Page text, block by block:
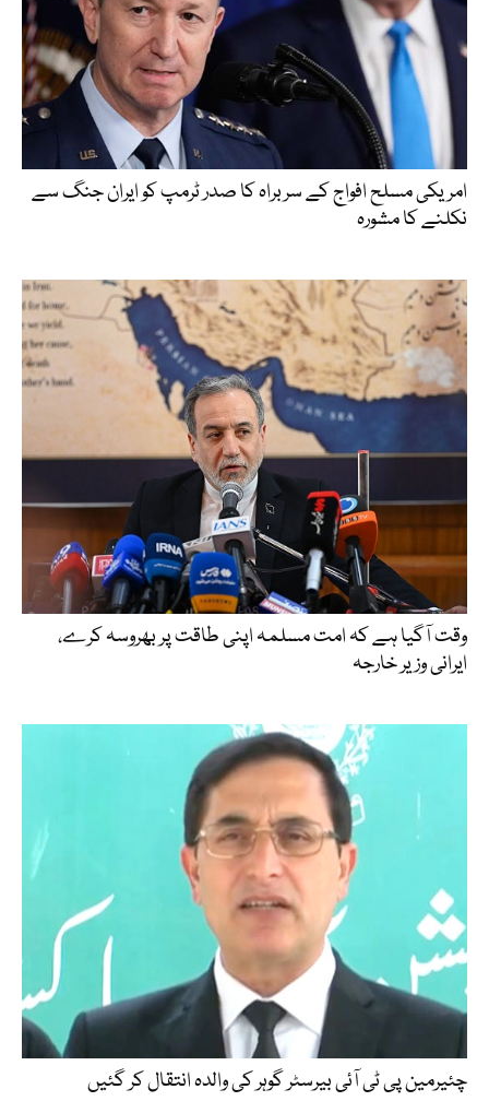
امریکی مسلح افواج کے سربراہ کا صدر ٹرمپ کو ایران جنگ سے
نکلنے کا مشورہ
وقت آگیا ہے کہ امت مسلمہ اپنی طاقت پر بھروسہ کرے،
ایرانی وزیر خارجہ
چئیرمین پی ٹی آئی بیرسٹر گوہر کی والدہ انتقال کر گئیں